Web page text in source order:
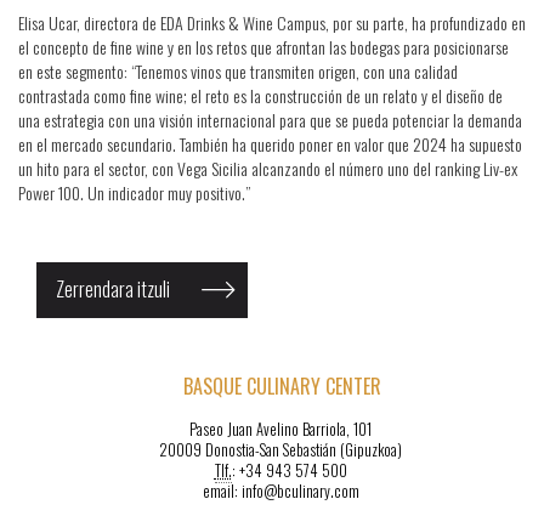
Elisa Ucar, directora de EDA Drinks & Wine Campus, por su parte, ha profundizado en
el concepto de fine wine y en los retos que afrontan las bodegas para posicionarse
en este segmento: “Tenemos vinos que transmiten origen, con una calidad
contrastada como fine wine; el reto es la construcción de un relato y el diseño de
una estrategia con una visión internacional para que se pueda potenciar la demanda
en el mercado secundario. También ha querido poner en valor que 2024 ha supuesto
un hito para el sector, con Vega Sicilia alcanzando el número uno del ranking Liv-ex
Power 100. Un indicador muy positivo.”
Zerrendara itzuli
BASQUE CULINARY CENTER
Paseo Juan Avelino Barriola, 101
20009 Donostia-San Sebastián (Gipuzkoa)
Tlf.: +34 943 574 500
email: info@bculinary.com